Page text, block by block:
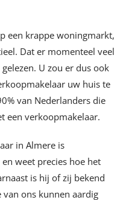
een krappe woningmarkt,
Dat er momenteel veel
U zou er dus ook
uw huis te
van Nederlanders die
een verkoopmakelaar.
in Almere is
weet precies hoe het
is hij of zij bekend
ons kunnen aardig